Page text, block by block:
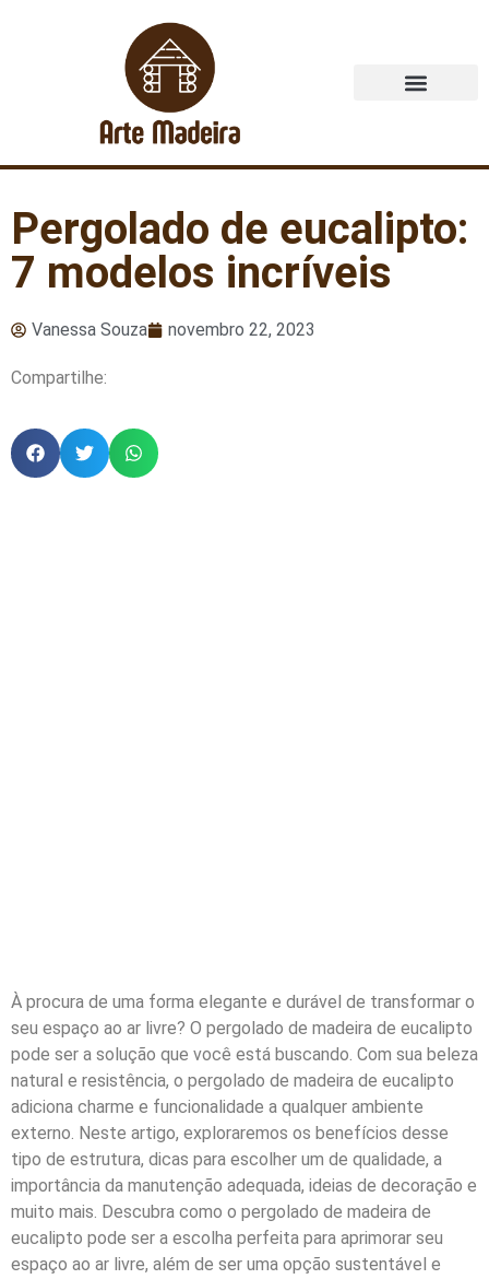
Pergolado de eucalipto:
7 modelos incríveis
Vanessa Souza novembro 22, 2023
Compartilhe:
À procura de uma forma elegante e durável de transformar o
seu espaço ao ar livre? O pergolado de madeira de eucalipto
pode ser a solução que você está buscando. Com sua beleza
natural e resistência, o pergolado de madeira de eucalipto
adiciona charme e funcionalidade a qualquer ambiente
externo. Neste artigo, exploraremos os benefícios desse
tipo de estrutura, dicas para escolher um de qualidade, a
importância da manutenção adequada, ideias de decoração e
muito mais. Descubra como o pergolado de madeira de
eucalipto pode ser a escolha perfeita para aprimorar seu
espaço ao ar livre, além de ser uma opção sustentável e